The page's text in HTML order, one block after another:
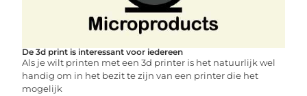
De 3d print is interessant voor iedereen
Als je wilt printen met een 3d printer is het natuurlijk wel
handig om in het bezit te zijn van een printer die het
mogelijk